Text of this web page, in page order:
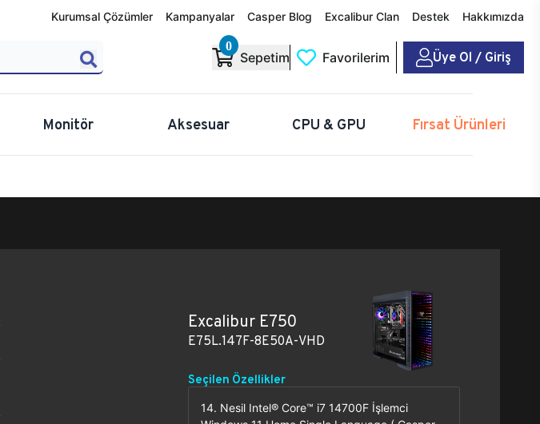
Kurumsal Çözümler Kampanyalar Casper Blog Excalibur Clan Destek Hakkımızda
0
Sepetim Favorilerim Üye Ol / Giriş
Monitör Aksesuar CPU & GPU Fırsat Ürünleri
Excalibur E750
E75L.147F-8E50A-VHD
Seçilen Özellikler
14. Nesil Intel® Core™ i7 14700F İşlemci